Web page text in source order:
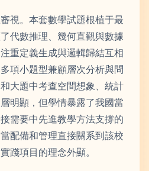
視。本套數學試題根植于最
代數推理、幾何直觀與數據
重定義生成與邏輯歸結互相
項小題型兼顧層次分析與問
大題中考查空間想象、統計
明顯，但學情暴露了我國當
需要中先進教學方法支撐的
配備和管理直接關系到該校
踐項目的理念外顯。